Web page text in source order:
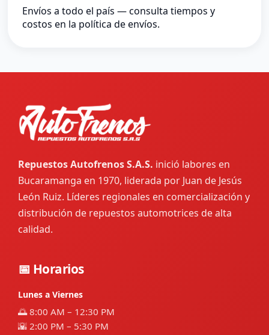
Envíos a todo el país — consulta tiempos y
costos en la política de envíos.
Repuestos Autofrenos S.A.S. inició labores en
Bucaramanga en 1970, liderada por Juan de Jesús
León Ruiz. Líderes regionales en comercialización y
distribución de repuestos automotrices de alta
calidad.
📅 Horarios
Lunes a Viernes
🌅 8:00 AM – 12:30 PM
🌇 2:00 PM – 5:30 PM